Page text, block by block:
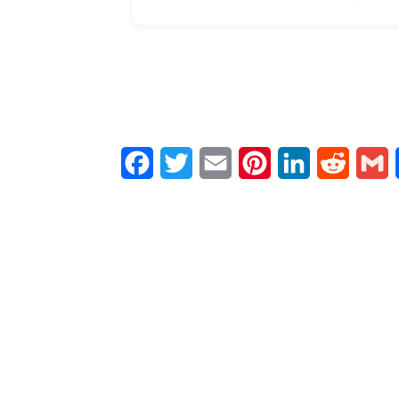
FacebookTwitter Email PinterestLinkedIn Reddit